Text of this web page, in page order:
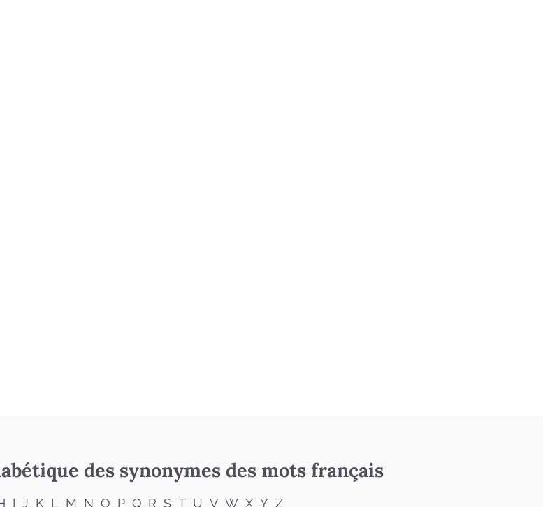
des synonymes des mots français
I J K L M N O P Q R S T U V W X Y Z